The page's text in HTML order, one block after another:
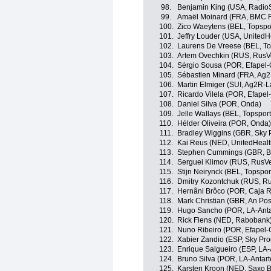
98.
Benjamin King (USA,
99.
Amaël Moinard (FRA, BMC
100. Zico Waeytens (BEL,
101. Jeffry Louder (USA,
102.
Laurens De Vreese (BEL,
103. Artem Ovechkin (RUS,
104. Sérgio Sousa (POR,
105. Sébastien Minard (FRA,
106.
Martin Elmiger (SUI, Ag2R-
107.
Ricardo Vilela (POR,
108.
Daniel Silva (POR, Onda)
109. Jelle Wallays (BEL,
110.
Hélder Oliveira (POR, Onda)
111.
Bradley Wiggins (GBR, Sky
112.
Kai Reus (NED,
113. Stephen Cummings (GBR,
114. Serguei Klimov (RUS,
115. Stijn Neirynck (BEL,
116.
Dmitry Kozontchuk (RUS,
117.
Hernâni Brôco (POR, Caja
118.
Mark Christian (GBR, An
119.
Hugo Sancho (POR, LA-
120.
Rick Flens (NED,
121.
Nuno Ribeiro (POR, Efapel-
122. Xabier Zandio (ESP, Sky
123.
Enrique Salgueiro (ESP,
124.
Bruno Silva (POR, LA-
125.
Karsten Kroon (NED, Saxo